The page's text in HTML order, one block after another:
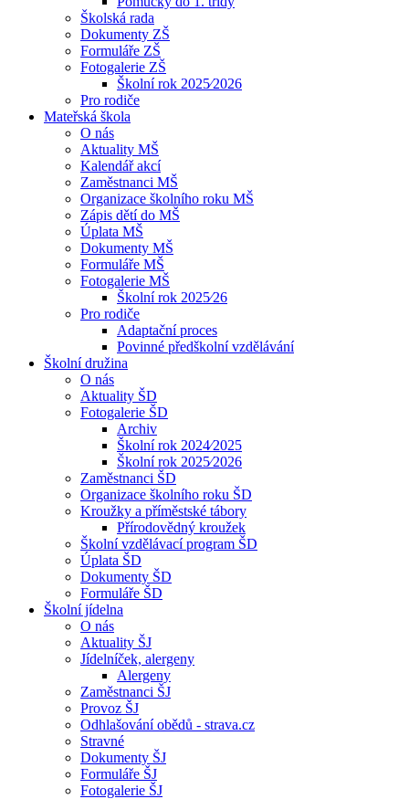
Školská rada
Dokumenty ZŠ
Formuláře ZŠ
Fotogalerie ZŠ
Školní rok 2025⁄2026
Pro rodiče
Mateřská škola
O nás
Aktuality MŠ
Kalendář akcí
Zaměstnanci MŠ
Organizace školního roku MŠ
Zápis dětí do MŠ
Úplata MŠ
Dokumenty MŠ
Formuláře MŠ
Fotogalerie MŠ
Školní rok 2025⁄26
Pro rodiče
Adaptační proces
Povinné předškolní vzdělávání
Školní družina
O nás
Aktuality ŠD
Fotogalerie ŠD
Archiv
Školní rok 2024⁄2025
Školní rok 2025⁄2026
Zaměstnanci ŠD
Organizace školního roku ŠD
Kroužky a příměstské tábory
Přírodovědný kroužek
Školní vzdělávací program ŠD
Úplata ŠD
Dokumenty ŠD
Formuláře ŠD
Školní jídelna
O nás
Aktuality ŠJ
Jídelníček, alergeny
Alergeny
Zaměstnanci ŠJ
Provoz ŠJ
Odhlašování obědů - strava.cz
Stravné
Dokumenty ŠJ
Formuláře ŠJ
Fotogalerie ŠJ